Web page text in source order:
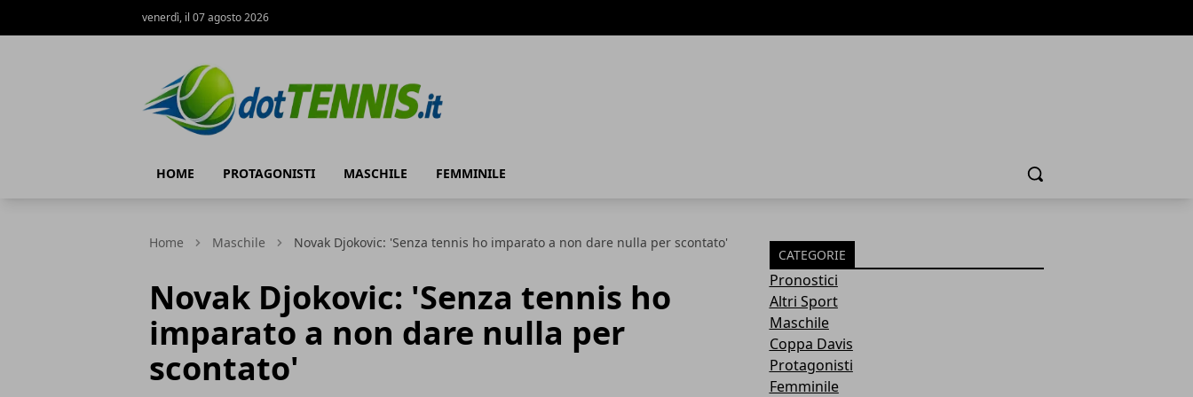
venerdì, il 07 agosto 2026
HOME PROTAGONISTI MASCHILE FEMMINILE Cerca
Home Maschile Novak Djokovic: 'Senza tennis ho imparato a non dare nulla per scontato'
Novak Djokovic: 'Senza tennis ho
imparato a non dare nulla per
scontato'
CATEGORIE
Pronostici
Altri Sport
Maschile
Coppa Davis
Protagonisti
Femminile